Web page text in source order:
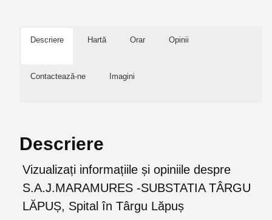
Descriere Hartă Orar Opinii
Contactează-ne Imagini
Descriere
Vizualizați informațiile și opiniile despre
S.A.J.MARAMURES -SUBSTATIA TÂRGU
LĂPUȘ, Spital în Târgu Lăpuș